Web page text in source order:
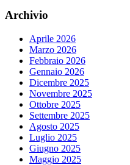
Archivio
Aprile 2026
Marzo 2026
Febbraio 2026
Gennaio 2026
Dicembre 2025
Novembre 2025
Ottobre 2025
Settembre 2025
Agosto 2025
Luglio 2025
Giugno 2025
Maggio 2025